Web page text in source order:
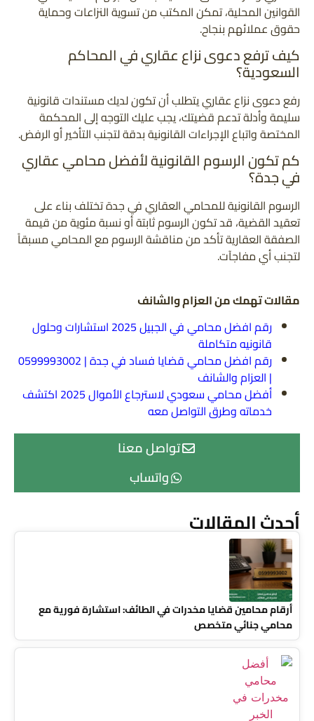
تواصل معنا
واتساب
أحدث المقالات
أرقام محامين قضايا مخدرات في الطائف: استشارة فورية مع
محامي جنائي متخصص
القوانين المحلية، تمكن المكتب من تسوية النزاعات وحماية
حقوق عملائهم بنجاح.
كيف ترفع دعوى نزاع عقاري في المحاكم
السعودية؟
رفع دعوى نزاع عقاري يتطلب أن تكون لديك مستندات قانونية
سليمة وأدلة تدعم قضيتك، يجب عليك التوجه إلى المحكمة
المختصة واتباع الإجراءات القانونية بدقة لتجنب التأخير أو الرفض.
كم تكون الرسوم القانونية لأفضل محامي عقاري
في جدة؟
الرسوم القانونية للمحامي العقاري في جدة تختلف بناء على
تعقيد القضية، قد تكون الرسوم ثابتة أو نسبة مئوية من قيمة
الصفقة العقارية تأكد من مناقشة الرسوم مع المحامي مسبقاً
لتجنب أي مفاجآت.
مقالات تهمك من العزام والشانف
رقم افضل محامي في الجبيل 2025 استشارات وحلول
قانونيه متكاملة
رقم افضل محامي قضايا فساد في جدة | 0599993002
| العزام والشانف
أفضل محامي سعودي لاسترجاع الأموال 2025 اكتشف
خدماته وطرق التواصل معه